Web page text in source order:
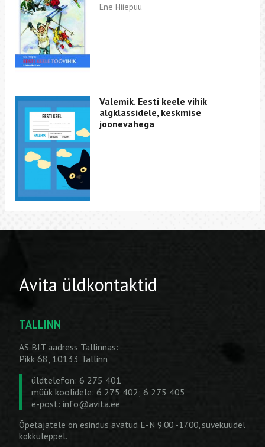
Ene Hiiepuu
Valemik. Eesti keele vihik
algklassidele, keskmise
joonevahega
Avita üldkontaktid
TALLINN
AS BIT aadress Tallinnas:
Pikk 68, 10133 Tallinn
üldtelefon: 6 275 401
müük koolidele: 6 275 402; 6 275 405
e-post: info@avita.ee
Õpetajatele on esindus avatud E-N 9.00 -17.00, suvekuudel
kokkuleppel.